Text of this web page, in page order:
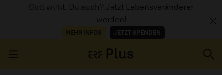
Gott wirkt. Du auch? Jetzt Lebensveränderer
werden!
MEHR INFOS JETZT SPENDEN